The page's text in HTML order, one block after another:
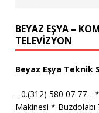
BEYAZ EŞYA –
TELEVİZYON
Beyaz Eşya Teknik
_ 0.(312) 580 07 77
Makinesi * Buzdolabı